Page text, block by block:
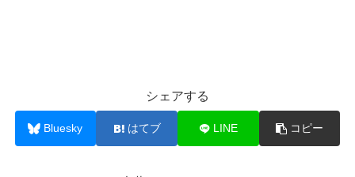
シェアする
Bluesky はてブ LINE コピー